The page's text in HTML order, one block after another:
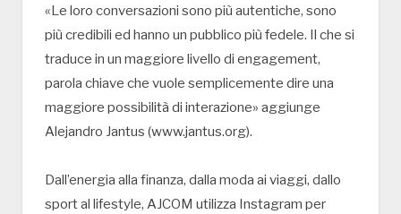
«Le loro conversazioni sono più autentiche, sono
più credibili ed hanno un pubblico più fedele. Il che si
traduce in un maggiore livello di engagement,
parola chiave che vuole semplicemente dire una
maggiore possibilità di interazione» aggiunge
Alejandro Jantus (www.jantus.org).
Dall’energia alla finanza, dalla moda ai viaggi, dallo
sport al lifestyle, AJCOM utilizza Instagram per